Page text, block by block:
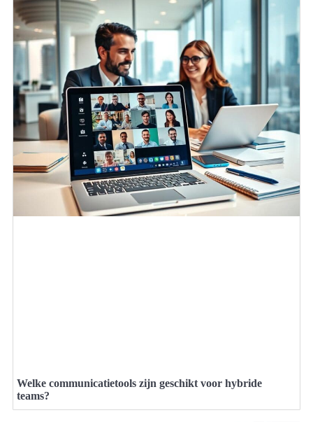
Welke communicatietools zijn geschikt voor hybride
teams?